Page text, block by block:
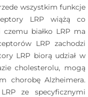
wszystkim funkcje
LRP wiążą co
białko LRP ma
LRP zachodzi
LRP biorą udział w
cholesterolu, mogą
chorobę Alzheimera.
ze specyficznymi